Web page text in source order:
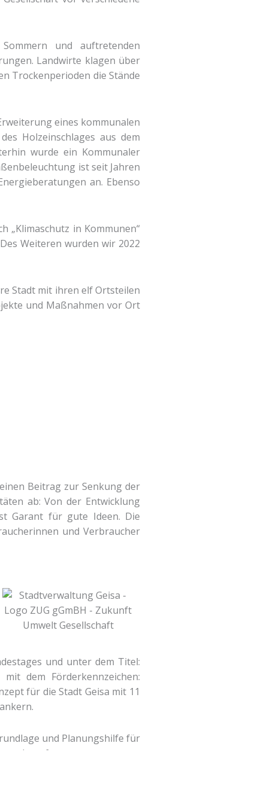
und auftretenden
Landwirte klagen über
Trockenperioden die Stände
eines kommunalen
Holzeinschlages aus dem
wurde ein Kommunaler
ist seit Jahren
an. Ebenso
„Klimaschutz in Kommunen“
Weiteren wurden wir 2022
Stadt mit ihren elf Ortsteilen
und Maßnahmen vor Ort
Beitrag zur Senkung der
ab: Von der Entwicklung
Garant für gute Ideen. Die
und Verbraucher
und unter dem Titel:
mit dem Förderkennzeichen:
für die Stadt Geisa mit 11
und Planungshilfe für
beauftragt.